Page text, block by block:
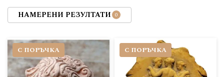
С ПОРЪЧКА С ПОРЪЧКА
НАМЕРЕНИ РЕЗУЛТАТИ